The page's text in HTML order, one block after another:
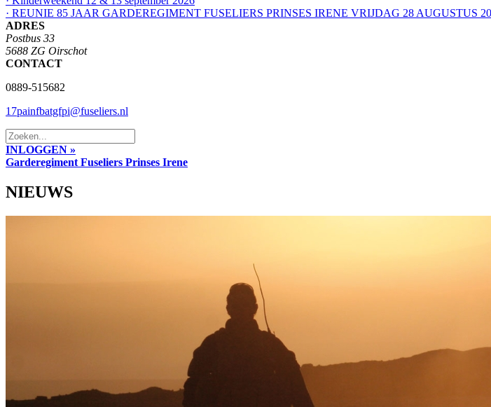
· REUNIE 85 JAAR GARDEREGIMENT FUSELIERS PRINSES IRENE VRIJDAG 28 AUGUSTUS
ADRES
Postbus 33
5688 ZG Oirschot
CONTACT
0889-515682
17painfbatgfpi@fuseliers.nl
INLOGGEN »
Garderegiment Fuseliers Prinses Irene
NIEUWS